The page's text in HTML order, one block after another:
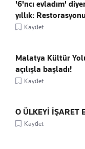
'6'ncı evladım'
yıllık:
Kaydet
Malatya Kültür
açılışla başladı!
Kaydet
O ÜLKEYİ İŞARET
Kaydet